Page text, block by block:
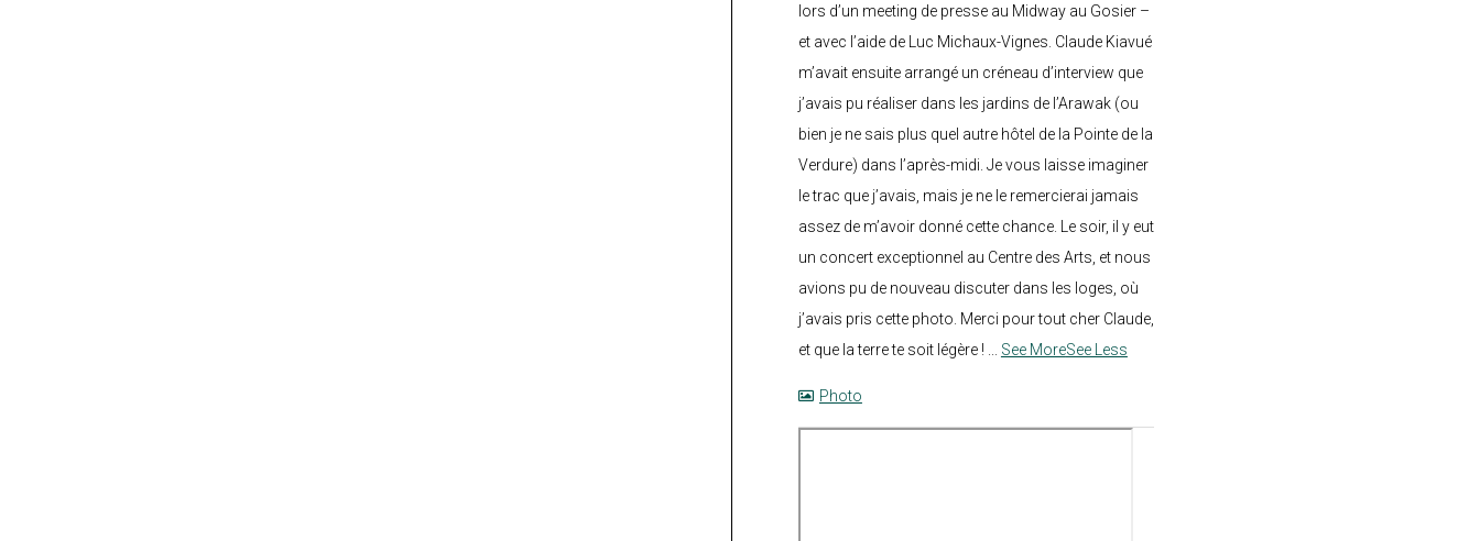
lors d’un meeting de presse au Midway au Gosier –
et avec l’aide de Luc Michaux-Vignes. Claude Kiavué
m’avait ensuite arrangé un créneau d’interview que
j’avais pu réaliser dans les jardins de l’Arawak (ou
bien je ne sais plus quel autre hôtel de la Pointe de la
Verdure) dans l’après-midi. Je vous laisse imaginer
le trac que j’avais, mais je ne le remercierai jamais
assez de m’avoir donné cette chance. Le soir, il y eut
un concert exceptionnel au Centre des Arts, et nous
avions pu de nouveau discuter dans les loges, où
j’avais pris cette photo. Merci pour tout cher Claude,
et que la terre te soit légère !
See MoreSee Less
Photo